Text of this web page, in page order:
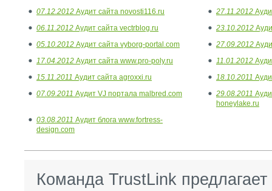
07.12.2012 Аудит сайта novosti116.ru 27.11.2012
06.11.2012 Аудит сайта vectrblog.ru 23.10.2012
05.10.2012 Аудит сайта vyborg-portal.com 27.09.2012
17.04.2012 Аудит сайта www.pro-poly.ru 11.01.2012
15.11.2011 Аудит сайта agroxxi.ru 18.10.2011
07.09.2011 Аудит VJ портала malbred.com 29.08.2011
honeylake.ru
03.08.2011 Аудит блога www.fortress-
design.com
Команда TrustLink